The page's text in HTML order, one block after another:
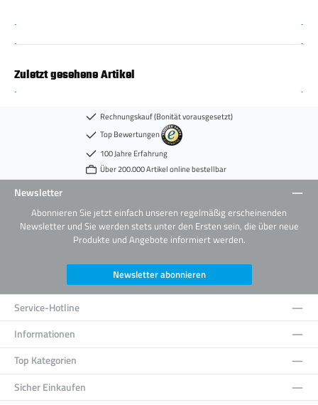
Zuletzt gesehene Artikel
Rechnungskauf (Bonität vorausgesetzt)
Top Bewertungen
100 Jahre Erfahrung
Über 200.000 Artikel online bestellbar
Newsletter
Abonnieren Sie jetzt einfach unseren regelmäßig erscheinenden
Newsletter und Sie werden stets unter den Ersten sein, die über neue
Produkte und Angebote informiert werden.
Newsletter abonnieren
Service-Hotline
Informationen
Top Kategorien
Sicher Einkaufen